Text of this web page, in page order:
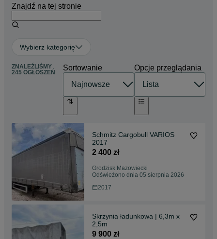
Znajdź na tej stronie
Wybierz kategorię
ZNALEŹLIŚMY
245 OGŁOSZEŃ
Sortowanie Opcje przeglądania
Schmitz Cargobull VARIOS
2017
2 400 zł
Grodzisk Mazowiecki
Odświeżono dnia 05 sierpnia 2026
2017
Skrzynia ładunkowa | 6,3m x
2,5m
9 900 zł